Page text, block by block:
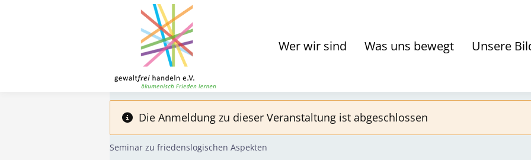
Wer wir sind Was uns bewegt Unsere
Die Anmeldung zu dieser Veranstaltung ist abgeschlossen
Seminar zu friedenslogischen Aspekten